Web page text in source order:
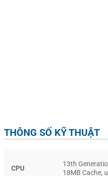
THÔNG SỐ KỸ THUẬT
CPU
13th
18MB Cache,